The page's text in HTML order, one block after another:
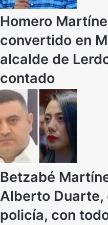
Homero
convertido en
alcalde de
contado
Betzabé
Alberto Duarte,
policía, con